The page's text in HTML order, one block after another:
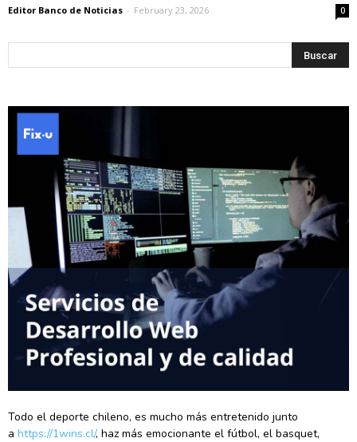
Editor Banco de Noticias - February 23, 2026 0
Todo el deporte chileno, es mucho más entretenido junto
a https://1wins.cl/, haz más emocionante el fútbol, el basquet,